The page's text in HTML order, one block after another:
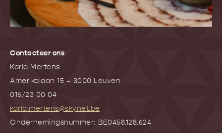
Contacteer ons
Karla Mertens
Amerikalaan 15 – 3000 Leuven
016/23 00 04
karla.mertens@skynet.be
Ondernemingsnummer: BE0458.128.624